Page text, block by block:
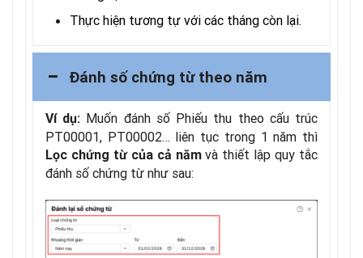
Thực hiện tương tự với các tháng còn lại.
Đánh số chứng từ theo năm
Ví dụ: Muốn đánh số Phiếu thu theo cấu trúc
PT00001, PT00002… liên tục trong 1 năm thì
Lọc chứng từ của cả nămvà thiết lập quy tắc
đánh số chứng từ như sau: